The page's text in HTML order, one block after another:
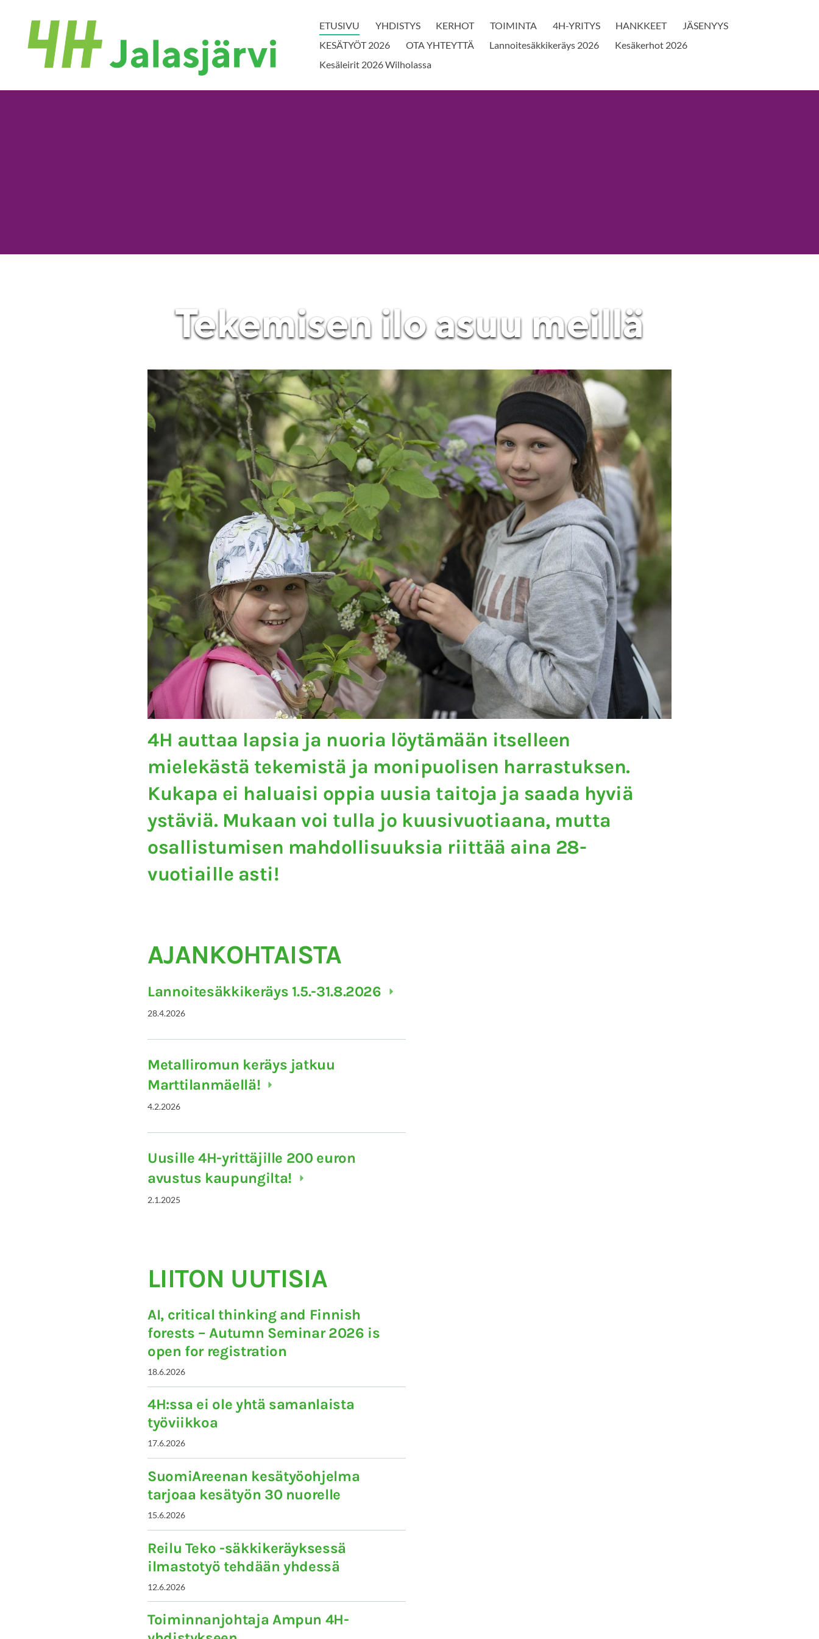
sivun
sisältöön
template4h2018
ETUSIVU YHDISTYS KERHOT TOIMINTA 4H-YRITYS HANKKEET
JÄSENYYS
KESÄTYÖT 2026
OTA YHTEYTTÄ Lannoitesäkkikeräys 2026
Kesäkerhot 2026
Kesäleirit 2026 Wilholassa
4H auttaa lapsia ja nuoria löytämään itselleen
mielekästä tekemistä ja monipuolisen harrastuksen.
Kukapa ei haluaisi oppia uusia taitoja ja saada hyviä
ystäviä. Mukaan voi tulla jo kuusivuotiaana, mutta
osallistumisen mahdollisuuksia riittää aina 28-
vuotiaille asti!
AJANKOHTAISTA
Lannoitesäkkikeräys 1.5.-31.8.2026
28.4.2026
Metalliromun keräys jatkuu
Marttilanmäellä!
4.2.2026
Uusille 4H-yrittäjille 200 euron
avustus kaupungilta!
2.1.2025
LIITON UUTISIA
AI, critical thinking and Finnish
forests – Autumn Seminar 2026 is
open for registration
18.6.2026
4H:ssa ei ole yhtä samanlaista
työviikkoa
17.6.2026
SuomiAreenan kesätyöohjelma
tarjoaa kesätyön 30 nuorelle
15.6.2026
Reilu Teko -säkkikeräyksessä
ilmastotyö tehdään yhdessä
12.6.2026
Toiminnanjohtaja Ampun 4H-